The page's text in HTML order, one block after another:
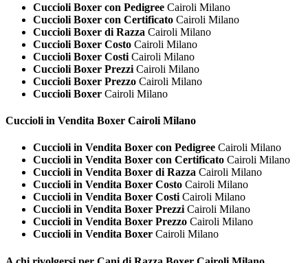
Cuccioli Boxer con Pedigree Cairoli Milano
Cuccioli Boxer con Certificato Cairoli Milano
Cuccioli Boxer di Razza Cairoli Milano
Cuccioli Boxer Costo Cairoli Milano
Cuccioli Boxer Costi Cairoli Milano
Cuccioli Boxer Prezzi Cairoli Milano
Cuccioli Boxer Prezzo Cairoli Milano
Cuccioli Boxer Cairoli Milano
Cuccioli in Vendita Boxer Cairoli Milano
Cuccioli in Vendita Boxer con Pedigree Cairoli Milano
Cuccioli in Vendita Boxer con Certificato Cairoli Milano
Cuccioli in Vendita Boxer di Razza Cairoli Milano
Cuccioli in Vendita Boxer Costo Cairoli Milano
Cuccioli in Vendita Boxer Costi Cairoli Milano
Cuccioli in Vendita Boxer Prezzi Cairoli Milano
Cuccioli in Vendita Boxer Prezzo Cairoli Milano
Cuccioli in Vendita Boxer Cairoli Milano